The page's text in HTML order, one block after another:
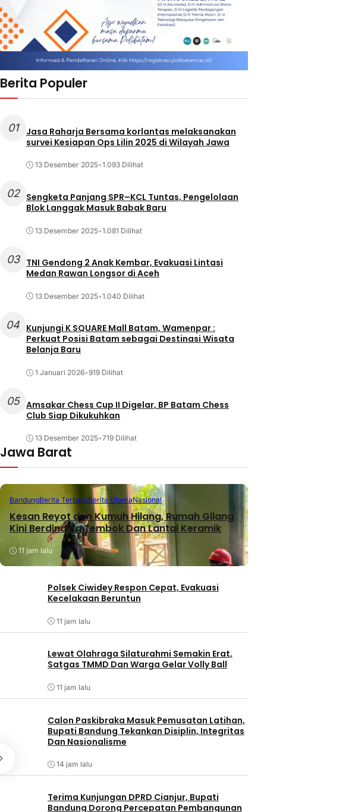
BatamBerita Terbaru
BatamBerita Terbaru
PWI Dorong Penguatan
Keterbukaan Informasi pada
Berita Populer
01
Jasa Raharja Bersama korlantas melaksanakan
survei Kesiapan Ops Lilin 2025 di Wilayah Jawa
13 Desember 2025•1.093 Dilihat
02
Sengketa Panjang SPR–KCL Tuntas, Pengelolaan
Blok Langgak Masuk Babak Baru
13 Desember 2025•1.081 Dilihat
03
TNI Gendong 2 Anak Kembar, Evakuasi Lintasi
Medan Rawan Longsor di Aceh
13 Desember 2025•1.040 Dilihat
04 Kunjungi K SQUARE Mall Batam, Wamenpar :
Perkuat Posisi Batam sebagai Destinasi Wisata
Belanja Baru
1 Januari 2026•919 Dilihat
05 Amsakar Chess Cup II Digelar, BP Batam Chess
Club Siap Dikukuhkan
13 Desember 2025•719 Dilihat
Jawa Barat
BandungBerita TerbaruBerita UtamaNasional
Kesan Reyot dan Kumuh Hilang, Rumah Gilang
Kini Berdinding Tembok Dan Lantai Keramik
11 jam lalu
Polsek Ciwidey Respon Cepat, Evakuasi
Kecelakaan Beruntun
11 jam lalu
Lewat Olahraga Silaturahmi Semakin Erat,
Satgas TMMD Dan Warga Gelar Volly Ball
11 jam lalu
Calon Paskibraka Masuk Pemusatan Latihan,
Bupati Bandung Tekankan Disiplin, Integritas
Dan Nasionalisme
14 jam lalu
Terima Kunjungan DPRD Cianjur, Bupati
Bandung Dorong Percepatan Pembangunan